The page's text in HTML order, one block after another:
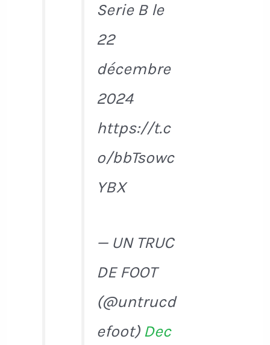
Serie B le
22
décembre
2024
https://t.c
o/bbTsowc
YBX
— UN TRUC
DE FOOT
(@untrucd
efoot) Dec